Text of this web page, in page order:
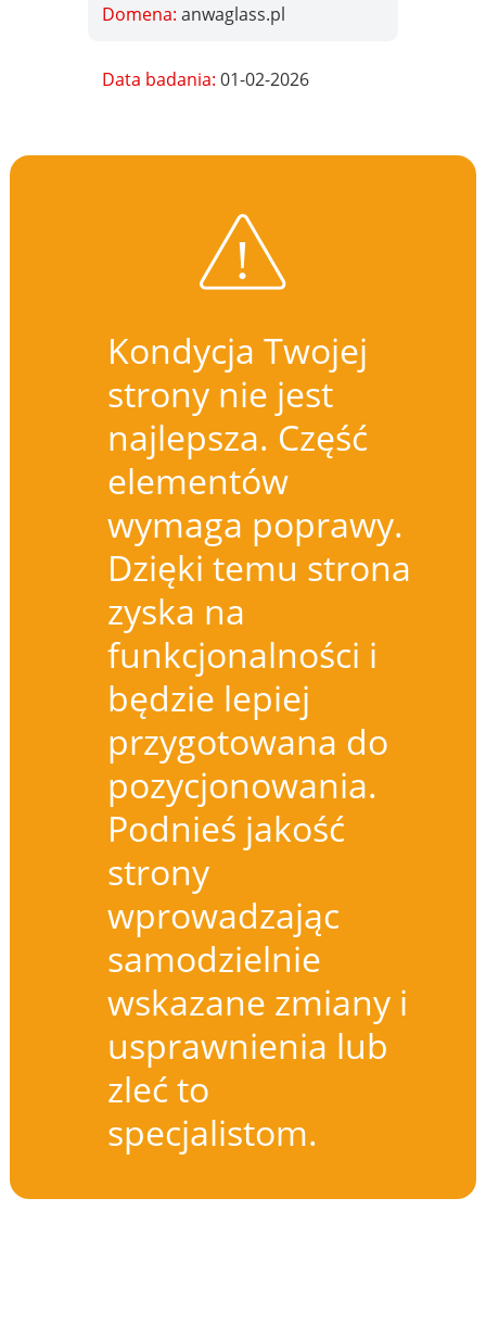
Domena:anwaglass.pl
Data badania:01-02-2026
Kondycja Twojej
strony nie jest
najlepsza. Część
elementów
wymaga poprawy.
Dzięki temu strona
zyska na
funkcjonalności i
będzie lepiej
przygotowana do
pozycjonowania.
Podnieś jakość
strony
wprowadzając
samodzielnie
wskazane zmiany i
usprawnienia lub
zleć to
specjalistom.